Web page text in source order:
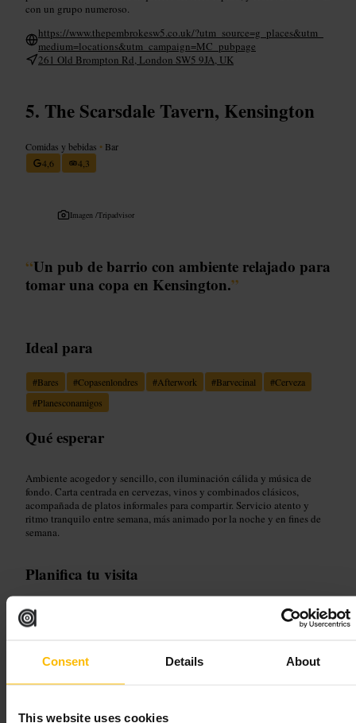
Consent Details About
This website uses cookies
con un grupo numeroso.
https://www.thepembrokesw5.co.uk/?utm_source=g_places&utm_
medium=locations&utm_campaign=MC_pubpage
261 Old Brompton Rd, London SW5 9JA, UK
The Scarsdale Tavern, Kensington
Comidas y bebidas • Bar
4,6
4,3
Imagen /Tripadvisor
“Un pub de barrio con ambiente relajado para
tomar una copa en Kensington.”
Ideal para
#Bares #Copasenlondres #Afterwork #Barvecinal #Cerveza
#Planesconamigos
Qué esperar
Ambiente acogedor y sencillo, con iluminación cálida y música de
fondo. Carta centrada en cervezas, vinos y combinados clásicos,
acompañada de platos informales para compartir. Servicio atento y
ritmo tranquilo entre semana, más animado por la noche y en fines de
semana.
Planifica tu visita
Ve con tiempo si buscas una mesa en hora punta; para una copa rápida
la barra suele ser la mejor opción. Acepta bien reuniones informales,
elige día laborable por la tarde. Combínalo con un paseo por el barrio
antes o después.
&y_source=1_MTIyMzcwMzktNzE1LWxvY2F0aW9uLndlYnNpd